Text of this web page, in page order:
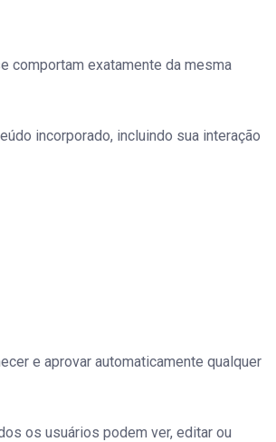
comportam exatamente da mesma
incorporado, incluindo sua interação
e aprovar automaticamente qualquer
os usuários podem ver, editar ou